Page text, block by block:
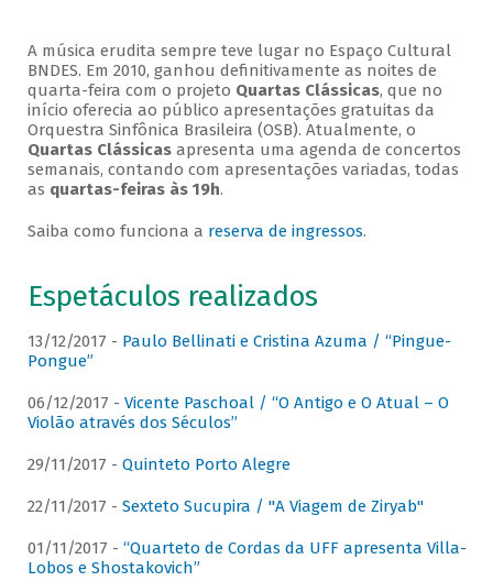
A música erudita sempre teve lugar no Espaço Cultural
BNDES. Em 2010, ganhou definitivamente as noites de
quarta-feira com o projeto Quartas Clássicas, que no
início oferecia ao público apresentações gratuitas da
Orquestra Sinfônica Brasileira (OSB). Atualmente, o
Quartas Clássicasapresenta uma agenda de concertos
semanais, contando com apresentações variadas, todas
as quartas-feiras às 19h.
Saiba como funciona a reserva de ingressos.
Espetáculos realizados
13/12/2017 - Paulo Bellinati e Cristina Azuma / “Pingue-
Pongue”
06/12/2017 - Vicente Paschoal / “O Antigo e O Atual – O
Violão através dos Séculos”
29/11/2017 - Quinteto Porto Alegre
22/11/2017 - Sexteto Sucupira / "A Viagem de Ziryab"
01/11/2017 - “Quarteto de Cordas da UFF apresenta Villa-
Lobos e Shostakovich”